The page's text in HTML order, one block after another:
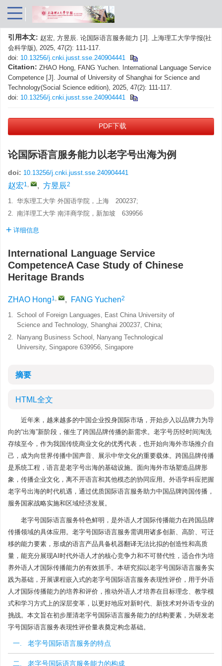
引用本文: 赵宏, 方昱辰. 论国际语言服务能力 [J]. 上海理工大学学报(社
会科学版), 2025, 47(2): 111-117.
doi: 10.13256/j.cnki.jusst.sse.240904441
Citation: ZHAO Hong, FANG Yuchen. International Language Service
Competence [J]. Journal of University of Shanghai for Science and
Technology(Social Science edition), 2025, 47(2): 111-117.
doi: 10.13256/j.cnki.jusst.sse.240904441
PDF下载
论国际语言服务能力以老字号出海为例
doi: 10.13256/j.cnki.jusst.sse.240904441
赵宏1, , 方昱辰2
1. 华东理工大学 外国语学院，上海 200237;
2. 南洋理工大学 南洋商学院，新加坡 639956
详细信息
International Language Service
CompetenceA Case Study of Chinese
Heritage Brands
ZHAO Hong1, , FANG Yuchen2
1. School of Foreign Languages, East China University of
Science and Technology, Shanghai 200237, China;
2.
Nanyang Business School, Nanyang Technological
University, Singapore 639956, Singapore
摘要
HTML全文
近年来，越来越多的中国企业投身国际市场，开始步入以品牌力为导
向的“出海”新阶段，催生了跨国品牌传播的新需求。老字号历经时间淘洗
存续至今，作为我国传统商业文化的优秀代表，也开始向海外市场推介自
己，成为向世界传播中国声音、展示中华文化的重要载体。跨国品牌传播
是系统工程，语言是老字号出海的基础设施。面向海外市场塑造品牌形
象，传播企业文化，离不开语言和其他模态的协同应用。外语学科应把握
老字号出海的时代机遇，通过优质国际语言服务助力中国品牌跨国传播，
服务国家战略实施和区域经济发展。
老字号国际语言服务特色鲜明，是外语人才国际传播能力在跨国品牌
传播领域的具体应用。老字号国际语言服务需调用诸多创新、高阶、可迁
移的能力要素，形成的语言产品具备机器翻译无法比拟的创造性和高质
量，能充分展现AI时代外语人才的核心竞争力和不可替代性，适合作为培
养外语人才国际传播能力的有效抓手。本研究拟以老字号国际语言服务实
践为基础，开展课程嵌入式的老字号国际语言服务表现性评价，用于外语
人才国际传播能力的培养和评价，推动外语人才培养在目标理念、教学模
式和学习方式上的深层变革，以更好地应对新时代、新技术对外语专业的
挑战。本文旨在初步厘清老字号国际语言服务能力的结构要素，为研发老
字号国际语言服务表现性评价量表奠定构念基础。
一. 老字号国际语言服务的特点
二. 老字号国际语言服务能力的构成